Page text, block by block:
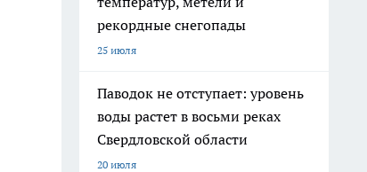
рекордные снегопады
25 июля
Паводок не отступает: уровень
воды растет в восьми реках
Свердловской области
20 июля